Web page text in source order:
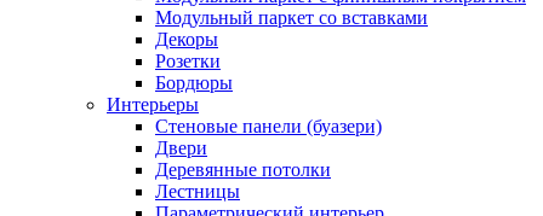
Модульный паркет со вставками
Декоры
Розетки
Бордюры
Интерьеры
Стеновые панели (буазери)
Двери
Деревянные потолки
Лестницы